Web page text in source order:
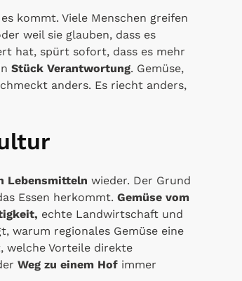
kommt. Viele Menschen greifen
weil sie glauben, dass es
hat, spürt sofort, dass es mehr
Stück Verantwortung. Gemüse,
anders. Es riecht anders,
Lebensmitteln wieder. Der Grund
Essen herkommt. Gemüse vom
echte Landwirtschaft und
warum regionales Gemüse eine
welche Vorteile direkte
Weg zu einem Hof immer